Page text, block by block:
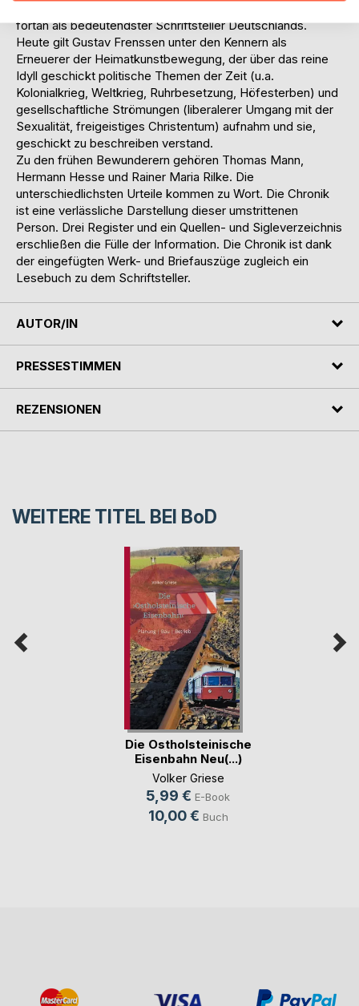
fortan als bedeutendster Schriftsteller Deutschlands.
Heute gilt Gustav Frenssen unter den Kennern als
Erneuerer der Heimatkunstbewegung, der über das reine
Idyll geschickt politische Themen der Zeit (u.a.
Kolonialkrieg, Weltkrieg, Ruhrbesetzung, Höfesterben) und
gesellschaftliche Strömungen (liberalerer Umgang mit der
Sexualität, freigeistiges Christentum) aufnahm und sie,
geschickt zu beschreiben verstand.
Zu den frühen Bewunderern gehören Thomas Mann,
Hermann Hesse und Rainer Maria Rilke. Die
unterschiedlichsten Urteile kommen zu Wort. Die Chronik
ist eine verlässliche Darstellung dieser umstrittenen
Person. Drei Register und ein Quellen- und Sigleverzeichnis
erschließen die Fülle der Information. Die Chronik ist dank
der eingefügten Werk- und Briefauszüge zugleich ein
Lesebuch zu dem Schriftsteller.
AUTOR/IN
PRESSESTIMMEN
REZENSIONEN
WEITERE TITEL BEI BoD
Die Ostholsteinische
Eisenbahn Neu(...)
Volker Griese
5,99 € E-Book
10,00 € Buch